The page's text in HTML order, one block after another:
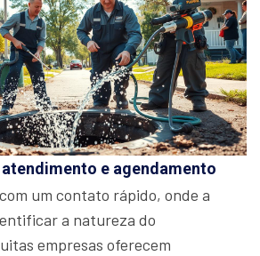
e agendamento
um contato rápido, onde a
a natureza do
empresas oferecem